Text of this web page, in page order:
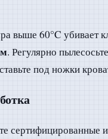
выше 60°C убивает
. Регулярно
под ножки
сертифицированные